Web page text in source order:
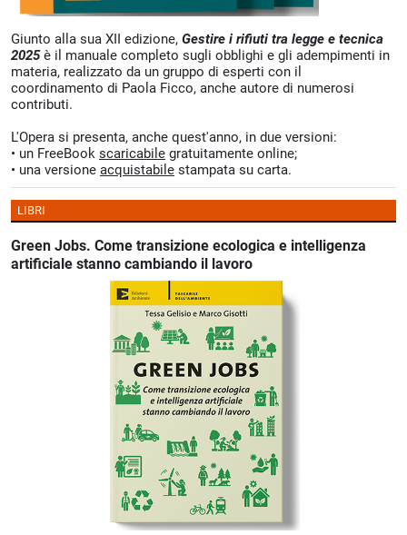
Giunto alla sua XII edizione, Gestire i rifiuti tra legge e tecnica
2025è il manuale completo sugli obblighi e gli adempimenti in
materia, realizzato da un gruppo di esperti con il
coordinamento di Paola Ficco, anche autore di numerosi
contributi.
L'Opera si presenta, anche quest'anno, in due versioni:
• un FreeBook scaricabile gratuitamente online;
• una versione acquistabile stampata su carta.
LIBRI
Green Jobs. Come transizione ecologica e intelligenza
artificiale stanno cambiando il lavoro